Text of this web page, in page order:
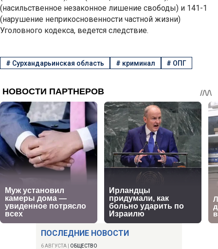
ПОСЛЕДНИЕ НОВОСТИ
6 АВГУСТА ОБЩЕСТВО
(насильственное незаконное лишение свободы) и 141-1
(нарушение неприкосновенности частной жизни)
Уголовного кодекса, ведется следствие.
# Сурхандарьинская область # криминал # ОПГ